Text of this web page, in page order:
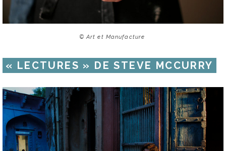
© Art et Manufacture
« LECTURES » DE STEVE MCCURRY